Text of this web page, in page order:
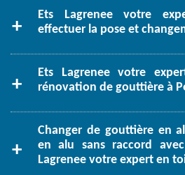
Ets Lagrenee votre
effectuer la pose et
Ets Lagrenee votre
rénovation de gouttière à
Changer de gouttière en
en alu sans raccord
Lagrenee votre expert en